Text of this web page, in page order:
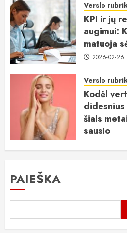
Verslo
KPI ir jų
augimui:
matuoja
2026-02-26
Verslo
Kodėl
šiais
sausio
PAIEŠKA